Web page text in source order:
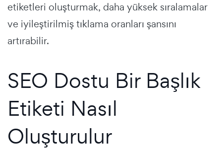
etiketleri oluşturmak, daha yüksek sıralamalar
ve iyileştirilmiş tıklama oranları şansını
artırabilir.
SEO Dostu Bir Başlık
Etiketi Nasıl
Oluşturulur